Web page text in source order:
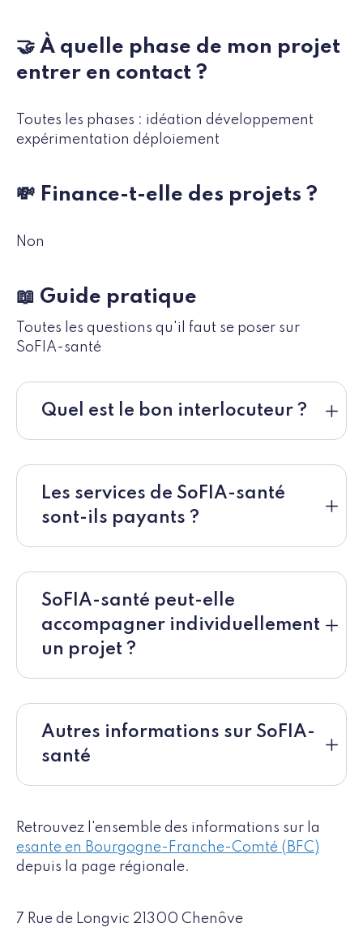
🤝 À quelle phase de mon projet
entrer en contact ?
Toutes les phases : idéation développement
expérimentation déploiement
💸 Finance-t-elle des projets ?
Non
📖 Guide pratique
Toutes les questions qu'il faut se poser sur
SoFIA-santé
Quel est le bon interlocuteur ?
Les services de SoFIA-santé
sont-ils payants ?
SoFIA-santé peut-elle
accompagner individuellement
un projet ?
Autres informations sur SoFIA-
santé
Retrouvez l'ensemble des informations sur la
esante en Bourgogne-Franche-Comté (BFC)
depuis la page régionale.
7 Rue de Longvic 21300 Chenôve